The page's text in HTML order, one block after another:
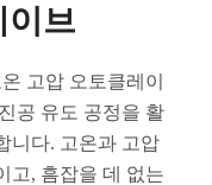
이브
고압 오토클레이
공 유도 공정을 활
니다. 고온과 고압
고, 흠잡을 데 없는